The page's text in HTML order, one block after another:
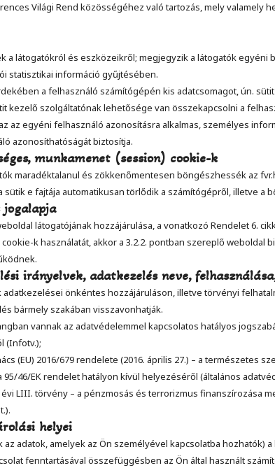
Világi Rend közösségéhez való tartozás, mely valamely
a látogatókról és eszközeikről; megjegyzik a látogatók
statisztikai információ gyűjtésében.
a felhasználó számítógépén kis adatcsomagot, ún.
kezelő szolgáltatónak lehetősége van összekapcsolni a
az egyéni felhasználó azonosításra alkalmas, személyes
azonosíthatóságát biztosítja.
munkamenet (session) cookie-k
maradéktalanul és zökkenőmentesen böngészhessék az
sütik e fajtája automatikusan törlődik a számítógépről, illetve a
jogalapja
látogatójának hozzájárulása, a vonatkozó Rendelet 6.
k használatát, akkor a 3.2.2. pontban szereplő
irányelvek, adatkezelés neve,
önkéntes hozzájáruláson, illetve törvényi
bármely szakában visszavonhatják.
vannak az adatvédelemmel kapcsolatos hatályos
(Infotv.);
(EU) 2016/679 rendelete (2016. április 27.) – a
46/EK rendelet hatályon kívül helyezéséről (általános
évi LIII. törvény – a pénzmosás és terrorizmus finanszírozása
helyei
az adatok, amelyek az Ön személyével kapcsolatba
fenntartásával összefüggésben az Ön által használt